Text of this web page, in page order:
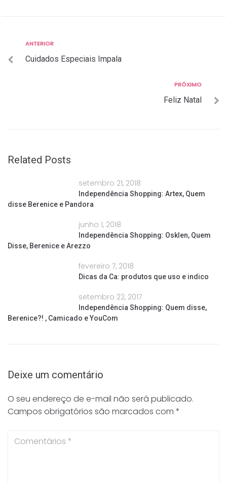
Navegação
de
Anterior
ANTERIOR
Cuidados Especiais Impala
PRÓXIMO
Feliz Natal
Related Posts
setembro 21, 2018
Independência Shopping: Artex, Quem
disse Berenice e Pandora
junho 1, 2018
Independência Shopping: Osklen, Quem
Disse, Berenice e Arezzo
fevereiro 7, 2018
Dicas da Ca: produtos que uso e indico
setembro 22, 2017
Independência Shopping: Quem disse,
Berenice?! , Camicado e YouCom
Deixe um comentário
O seu endereço de e-mail não será publicado.
Campos obrigatórios são marcados com *